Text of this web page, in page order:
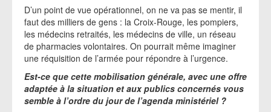
D’un point de vue opérationnel, on ne va pas se mentir, il
faut des milliers de gens : la Croix-Rouge, les pompiers,
les médecins retraités, les médecins de ville, un réseau
de pharmacies volontaires. On pourrait même imaginer
une réquisition de l’armée pour répondre à l’urgence.
Est-ce que cette mobilisation générale, avec une offre
adaptée à la situation et aux publics concernés vous
semble à l’ordre du jour de l’agenda ministériel ?